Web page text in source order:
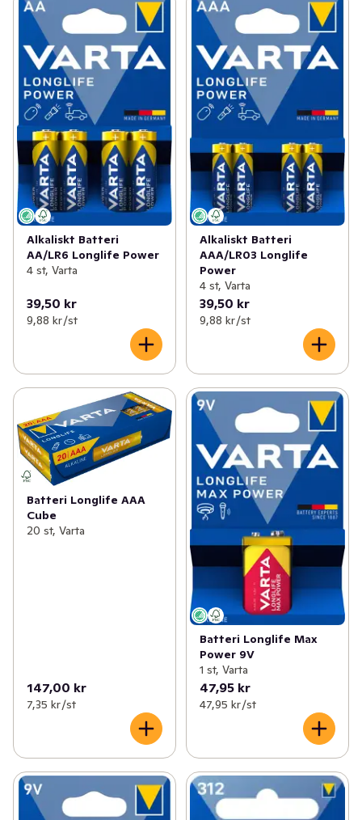
Alkaliskt Batteri
AA/LR6 Longlife Power
4 st, Varta
39,50 kr
9,88 kr /st
Alkaliskt Batteri
AAA/LR03 Longlife
Power
4 st, Varta
39,50 kr
9,88 kr /st
Batteri Longlife AAA
Cube
20 st, Varta
147,00 kr
7,35 kr /st
Batteri Longlife Max
Power 9V
1 st, Varta
47,95 kr
47,95 kr /st